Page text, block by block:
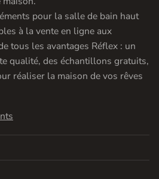
pour la salle de bain haut
à la vente en ligne aux
tous les avantages Réflex : un
qualité, des échantillons gratuits,
réaliser la maison de vos rêves